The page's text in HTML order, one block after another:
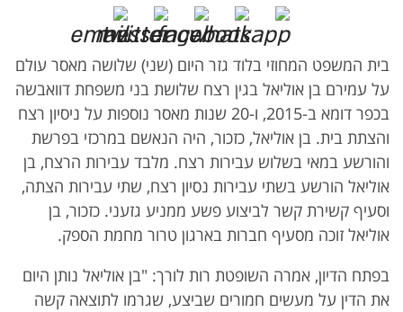
בית המשפט המחוזי בלוד גזר היום (שני) שלושה מאסר עולם
על עמירם בן אוליאל בגין רצח שלושת בני משפחת דוואבשה
בכפר דומא ב-2015, ו-20 שנות מאסר נוספות על ניסיון רצח
והצתת בית. בן אוליאל, כזכור, היה הנאשם במרכזי בפרשת
והורשע במאי בשלוש עבירות רצח. מלבד עבירות הרצח, בן
אוליאל הורשע בשתי עבירות נסיון רצח, שתי עבירות הצתה,
וסעיף קשירת קשר לביצוע פשע ממניע גזעני. כזכור, בן
אוליאל זוכה מסעיף חברות בארגון טרור מחמת הספק.
בפתח הדיון, אמרה השופטת רות לורך: "בן אוליאל נותן היום
את הדין על מעשים חמורים שביצע, שגרמו לתוצאה קשה